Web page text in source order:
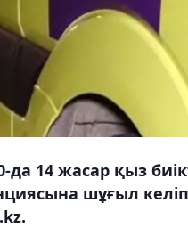
14 жасар қыз
шұғыл келіп